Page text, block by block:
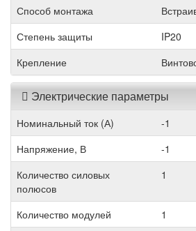
Способ монтажа
Степень защиты
IP20
Крепление
Электрические параметры
Номинальный ток (А)
-1
Напряжение, В
-1
Количество силовых
полюсов
1
Количество модулей
1